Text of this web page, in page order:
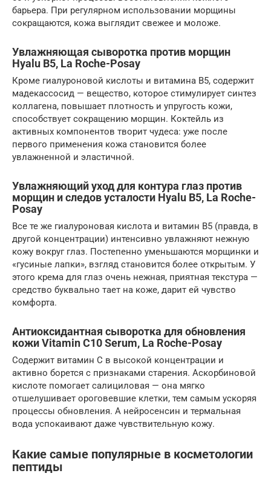
барьера. При регулярном использовании морщины
сокращаются, кожа выглядит свежее и моложе.
Увлажняющая сыворотка против морщин
Hyalu B5, La Roche-Posay
Кроме гиалуроновой кислоты и витамина В5, содержит
мадекассосид — вещество, которое стимулирует синтез
коллагена, повышает плотность и упругость кожи,
способствует сокращению морщин. Коктейль из
активных компонентов творит чудеса: уже после
первого применения кожа становится более
увлажненной и эластичной.
Увлажняющий уход для контура глаз против
морщин и следов усталости Hyalu B5, La Roche-
Posay
Все те же гиалуроновая кислота и витамин В5 (правда, в
другой концентрации) интенсивно увлажняют нежную
кожу вокруг глаз. Постепенно уменьшаются морщинки и
«гусиные лапки», взгляд становится более открытым. У
этого крема для глаз очень нежная, приятная текстура —
средство буквально тает на коже, дарит ей чувство
комфорта.
Антиоксидантная сыворотка для обновления
кожи Vitamin C10 Serum, La Roche-Posay
Содержит витамин С в высокой концентрации и
активно борется с признаками старения. Аскорбиновой
кислоте помогает салициловая — она мягко
отшелушивает ороговевшие клетки, тем самым ускоряя
процессы обновления. А нейросенсин и термальная
вода успокаивают даже чувствительную кожу.
Какие самые популярные в косметологии
пептиды